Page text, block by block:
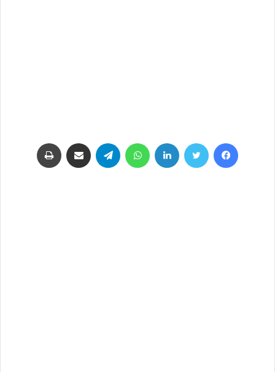
فيسبوك تويتر لينكدإن واتساب تيلقرام مشاركة عبر البريد